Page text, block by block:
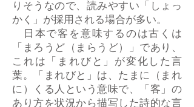
りそうなので、読みやすい「しょっ
かく」が採用される場合が多い。
日本で客を意味するのは古くは
「まろうど（まらうど）」であり、
これは「まれびと」が変化した言
葉。「まれびと」は、たまに（まれ
に）くる人という意味で、「客」の